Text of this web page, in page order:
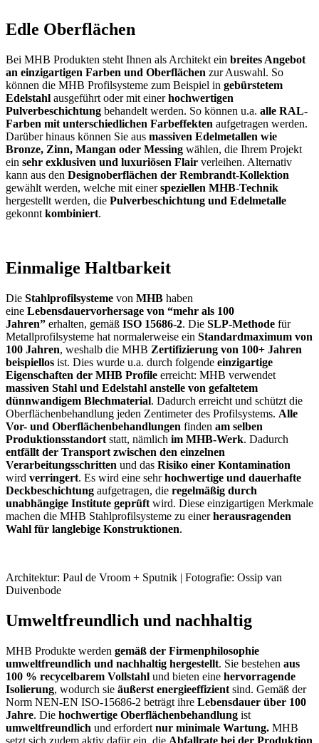
Edle Oberflächen
Bei MHB Produkten steht Ihnen als Architekt ein breites Angebot
an einzigartigen Farben und Oberflächen zur Auswahl. So
können die MHB Profilsysteme zum Beispiel in gebürstetem
Edelstahl ausgeführt oder mit einerhochwertigen
Pulverbeschichtung behandelt werden. So können u.a. alle RAL-
Farben mit unterschiedlichen Farbeffekten aufgetragen werden.
Darüber hinaus können Sie aus massiven Edelmetallen wie
Bronze, Zinn, Mangan oder Messing wählen, die Ihrem Projekt
ein sehr exklusiven und luxuriösen Flair verleihen. Alternativ
kann aus den Designoberflächen der Rembrandt-Kollektion
gewählt werden, welche mit einerspeziellen MHB-Technik
hergestellt werden, die Pulverbeschichtung und Edelmetalle
gekonnt kombiniert.
Einmalige Haltbarkeit
Die Stahlprofilsysteme von MHB haben
eine Lebensdauervorhersage von “mehr als 100
Jahren” erhalten, gemäß ISO 15686-2. Die SLP-Methode für
Metallprofilsysteme hat normalerweise ein Standardmaximum von
100 Jahren, weshalb die MHB Zertifizierung von 100+ Jahren
beispiellos ist. Dies wurde u.a. durch folgende einzigartige
Eigenschaften der MHB Profile erreicht: MHB verwendet
massiven Stahl und Edelstahl anstelle von gefaltetem
dünnwandigem Blechmaterial. Dadurch erreicht und schützt die
Oberflächenbehandlung jeden Zentimeter des Profilsystems. Alle
Vor- und Oberflächenbehandlungen finden am selben
Produktionsstandort statt, nämlich im MHB-Werk. Dadurch
entfällt der Transport zwischen den einzelnen
Verarbeitungsschritten und das Risiko einer Kontamination
wird verringert. Es wird eine sehrhochwertige und dauerhafte
Deckbeschichtung aufgetragen, die regelmäßig durch
unabhängige Institute geprüft wird. Diese einzigartigen Merkmale
machen die MHB Stahlprofilsysteme zu einerherausragenden
Wahl für langlebige Konstruktionen.
Architektur: Paul de Vroom + Sputnik | Fotografie: Ossip van
Duivenbode
Umweltfreundlich und nachhaltig
MHB Produkte werden gemäß der Firmenphilosophie
umweltfreundlich und nachhaltig hergestellt. Sie bestehen aus
100 % recycelbarem Vollstahl und bieten eine hervorragende
Isolierung, wodurch sie äußerst energieeffizient sind. Gemäß der
Norm NEN-EN ISO-15686-2 beträgt ihre Lebensdauer über 100
Jahre. Die hochwertige Oberflächenbehandlung ist
umweltfreundlich und erfordert nur minimale Wartung. MHB
setzt sich zudem aktiv dafür ein, die Abfallrate bei der Produktion